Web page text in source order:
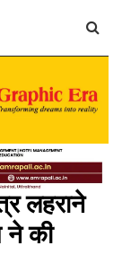
लहराने
ने की